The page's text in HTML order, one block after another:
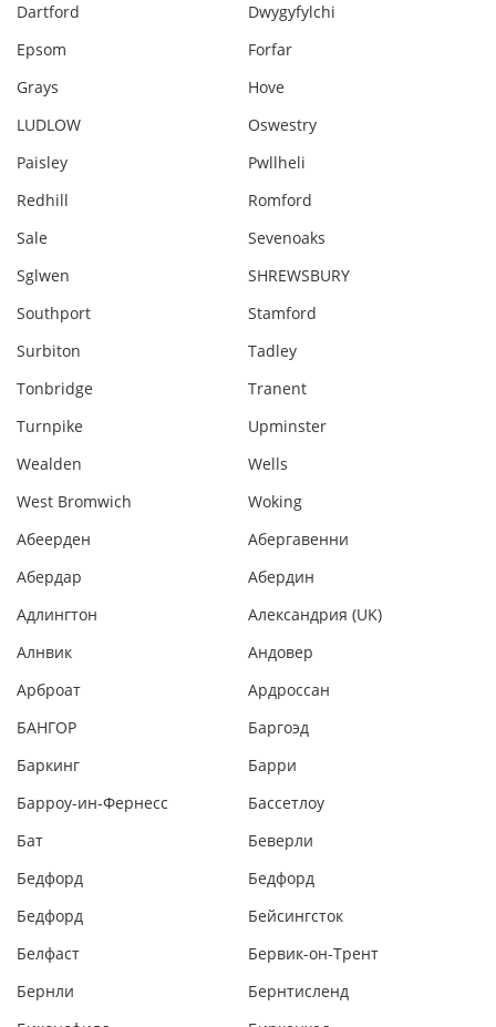
Dartford
Dwygyfylchi
Epsom
Forfar
Grays
Hove
LUDLOW
Oswestry
Paisley
Pwllheli
Redhill
Romford
Sale
Sevenoaks
Sglwen
SHREWSBURY
Southport
Stamford
Surbiton
Tadley
Tonbridge
Tranent
Turnpike
Upminster
Wealden
Wells
West Bromwich
Woking
Абеерден
Абергавенни
Абердар
Абердин
Адлингтон
Александрия (UK)
Алнвик
Андовер
Арброат
Ардроссан
БАНГОР
Баргоэд
Баркинг
Барри
Барроу-ин-Фернесс
Бассетлоу
Бат
Беверли
Бедфорд
Бедфорд
Бедфорд
Бейсингсток
Белфаст
Бервик-он-Трент
Бернли
Бернтисленд